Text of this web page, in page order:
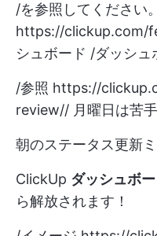
/を参照してください。
https://clickup.com/
シュボード /ダッシュ
/参照 https://
review// 月曜日は苦
朝のステータス更新
ClickUp ダッシュボ
ら解放されます！